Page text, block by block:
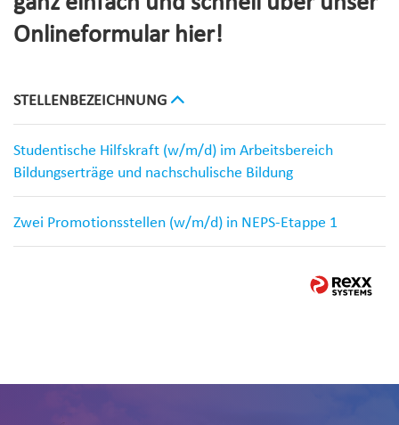
Onlineformular hier!
STELLENBEZEICHNUNG
Studentische Hilfskraft (w/m/d) im Arbeitsbereich
Bildungserträge und nachschulische Bildung
Zwei Promotionsstellen (w/m/d) in NEPS-Etappe 1